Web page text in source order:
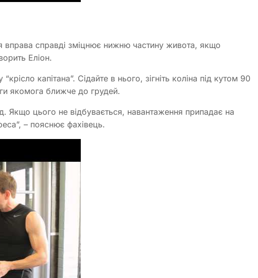
вправа справді зміцнює нижню частину живота, якщо
Еліон.
капітана”. Сідайте в нього, зігніть коліна під кутом 90
якомога ближче до грудей.
Якщо цього не відбувається, навантаження припадає на
– пояснює фахівець.